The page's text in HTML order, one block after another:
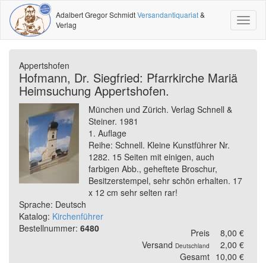
Adalbert Gregor SchmidtVersandantiquariat&
Verlag
Appertshofen
Hofmann, Dr. Siegfried: Pfarrkirche Mariä
Heimsuchung Appertshofen.
München und Zürich. Verlag Schnell &
Steiner. 1981
1. Auflage
Reihe: Schnell. Kleine Kunstführer Nr.
1282. 15 Seiten mit einigen, auch
farbigen Abb., geheftete Broschur,
Besitzerstempel, sehr schön erhalten. 17
x 12 cm sehr selten rar!
Sprache: Deutsch
Katalog: Kirchenführer
Bestellnummer: 6480 Preis
8,00 €
Versand Deutschland
2,00 €
Gesamt 10,00 €